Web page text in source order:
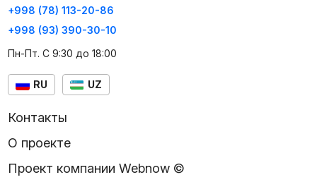
+998 (78) 113-20-86
+998 (93) 390-30-10
Пн-Пт. С 9:30 до 18:00
RU UZ
Контакты
О проекте
Проект компании Webnow ©